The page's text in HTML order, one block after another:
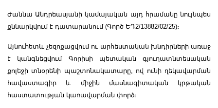
Ժաննա Անդրեասյանի կամայական այդ հրամանը նույնպես
քննարկվում է դատարանում (Գործ ԵԴ2/13882/02/25)։
Այնուհետև չեզոքացվում ու արհեստական խնդիրների առաջ
է կանգնեցվում Գորիսի պետական գյուղատնտեսական
քոլեջի տնօրենի պաշտոնակատարը, ով ունի ղեկավարման
հավաստագիր և միջին մասնագիտական կրթական
հաստատության կառավարման փորձ։